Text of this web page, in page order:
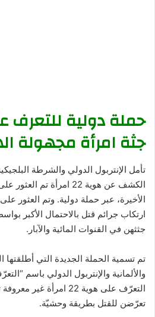
جثة امرأة مجهولة
تأمل الإنتربول الدولي والشرطة
الكشف عن هوية 22 امرأة
ارتكاب جرائم قتل بالاحتمال الأكبر
جثثهن في القنوات المائية والآبار.
تم تسمية الحملة الجديدة التي أطلقتها
والألمانية والإنتربول الدولي باسم
التعرّف على هوية 22
تعرّضن للقتل بطريقة وحشيّة.